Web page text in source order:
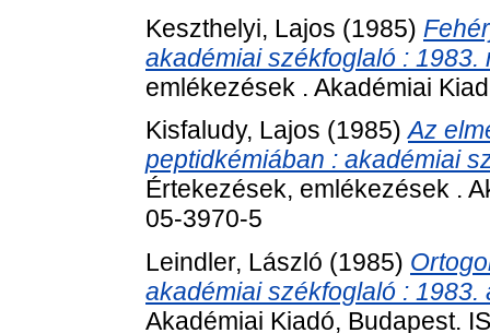
Keszthelyi, Lajos (1985)
akadémiai székfoglaló : 1983.
emlékezések . Akadémiai
Kisfaludy, Lajos (1985)Az
peptidkémiában : akadémiai
Értekezések, emlékezések .
05-3970-5
Leindler, László (1985)
akadémiai székfoglaló : 1983.
Akadémiai Kiadó, Budapest.